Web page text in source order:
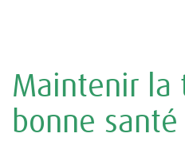
Maintenir la
bonne santé